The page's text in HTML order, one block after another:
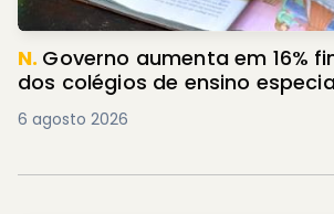
N. Governo aumenta em 16%
dos colégios de ensino
6 agosto 2026